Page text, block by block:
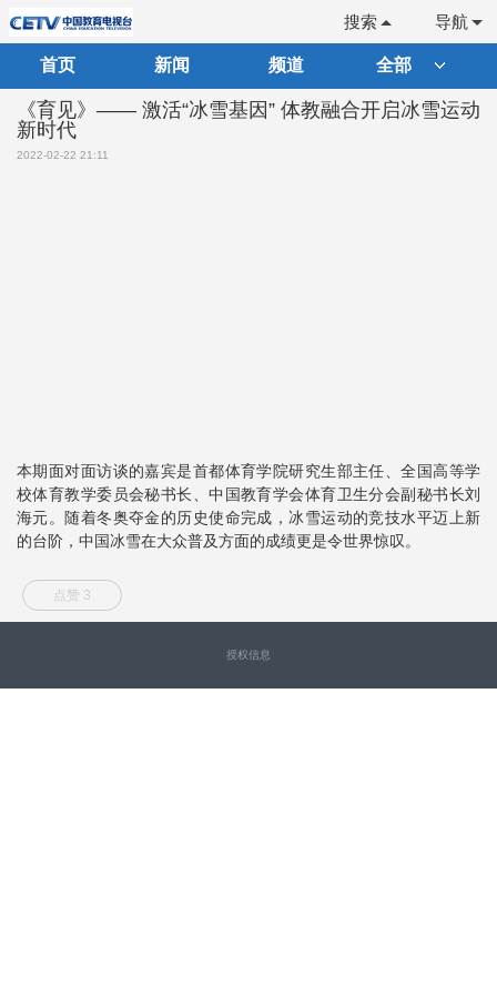
导航
搜索
首页 新闻 频道 全部
《育见》—— 激活“冰雪基因” 体教融合开启冰雪运动
新时代
2022-02-22 21:11
本期面对面访谈的嘉宾是首都体育学院研究生部主任、全国高等学
校体育教学委员会秘书长、中国教育学会体育卫生分会副秘书长刘
海元。随着冬奥夺金的历史使命完成，冰雪运动的竞技水平迈上新
的台阶，中国冰雪在大众普及方面的成绩更是令世界惊叹。
点赞 3
授权信息